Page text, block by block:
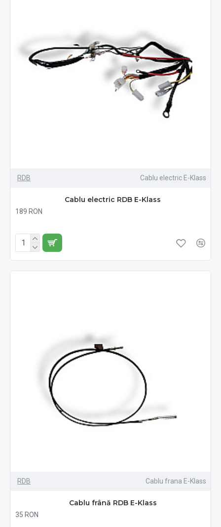
RDB Cablu electric E-Klass
Cablu electric RDB E-Klass
189 RON
RDB Cablu frana E-Klass
Cablu frână RDB E-Klass
35 RON